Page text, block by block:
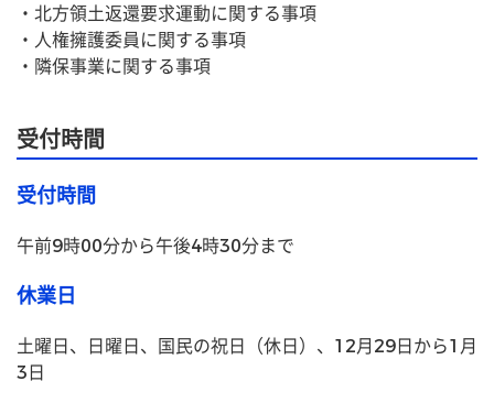
・北方領土返還要求運動に関する事項
・人権擁護委員に関する事項
・隣保事業に関する事項
受付時間
受付時間
午前9時00分から午後4時30分まで
休業日
土曜日、日曜日、国民の祝日（休日）、12月29日から1月
3日